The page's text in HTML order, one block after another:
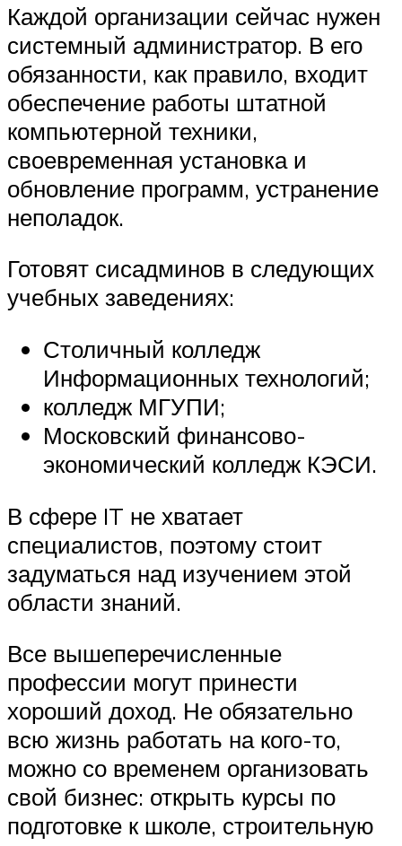
Каждой организации сейчас нужен
системный администратор. В его
обязанности, как правило, входит
обеспечение работы штатной
компьютерной техники,
своевременная установка и
обновление программ, устранение
неполадок.
Готовят сисадминов в следующих
учебных заведениях:
Столичный колледж
Информационных технологий;
колледж МГУПИ;
Московский финансово-
экономический колледж КЭСИ.
В сфере IT не хватает
специалистов, поэтому стоит
задуматься над изучением этой
области знаний.
Все вышеперечисленные
профессии могут принести
хороший доход. Не обязательно
всю жизнь работать на кого-то,
можно со временем организовать
свой бизнес: открыть курсы по
подготовке к школе, строительную